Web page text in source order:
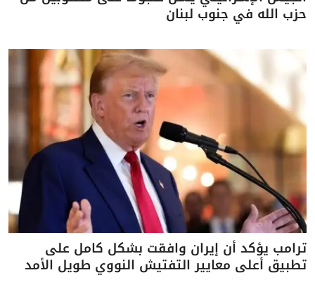
حزب الله في جنوب لبنان
ترامب يؤكد أن إيران وافقت بشكل كامل على
تطبيق أعلى معايير التفتيش النووي طويل الأمد